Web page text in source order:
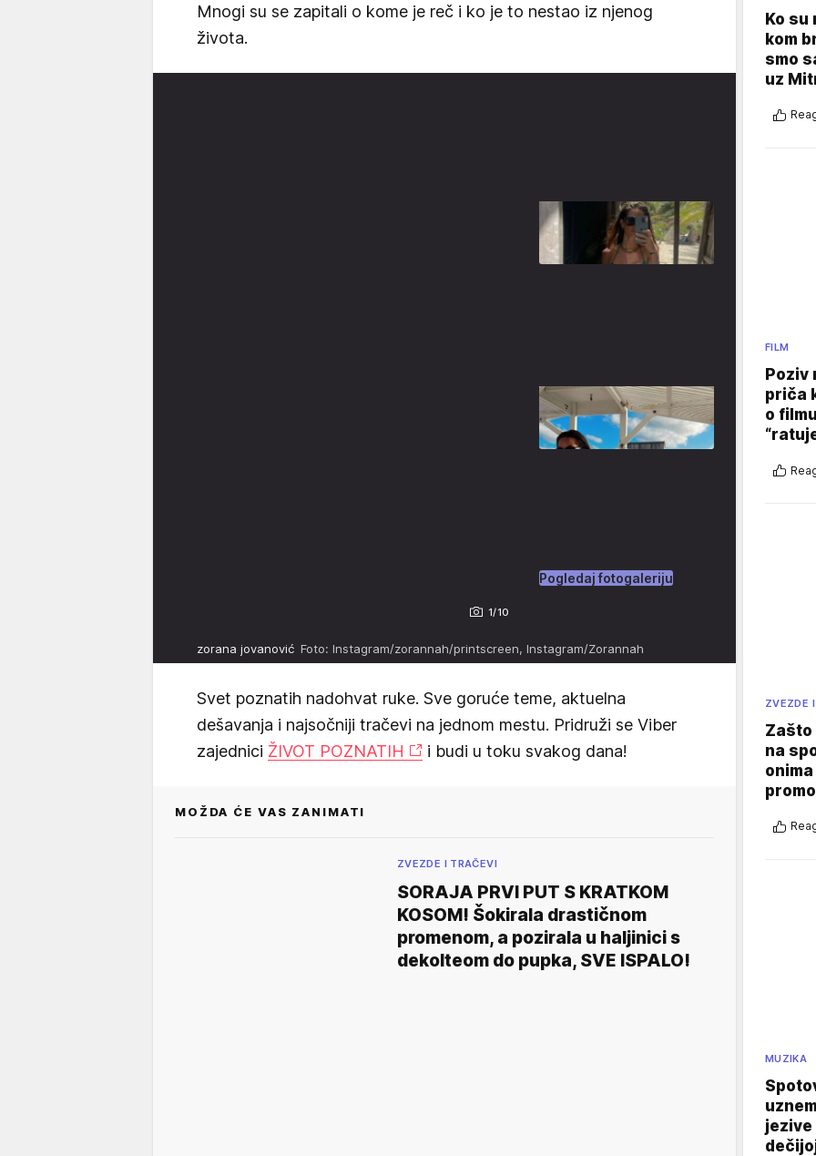
Mnogi su se zapitali o kome je reč i ko je to nestao iz njenog
života.
1/10
Pogledaj fotogaleriju
zorana jovanović Foto: Instagram/zorannah/printscreen, Instagram/Zorannah
Svet poznatih nadohvat ruke. Sve goruće teme, aktuelna
dešavanja i najsočniji tračevi na jednom mestu. Pridruži se Viber
zajednici ŽIVOT POZNATIH i budi u toku svakog dana!
MOŽDA ĆE VAS ZANIMATI
ZVEZDE I TRAČEVI
SORAJA PRVI PUT S KRATKOM
KOSOM! Šokirala drastičnom
promenom, a pozirala u haljinici s
dekolteom do pupka, SVE ISPALO!
Ko su
kom
smo
uz
FILM
Poziv
priča
o
ZVEZDE
Zašto
na
MUZIKA
jezive